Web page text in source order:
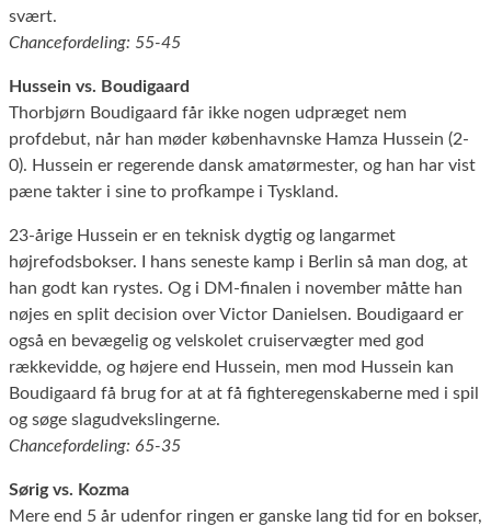
svært.
Chancefordeling: 55-45
Hussein vs. Boudigaard
Thorbjørn Boudigaard får ikke nogen udpræget nem
profdebut, når han møder københavnske Hamza Hussein (2-
0). Hussein er regerende dansk amatørmester, og han har vist
pæne takter i sine to profkampe i Tyskland.
23-årige Hussein er en teknisk dygtig og langarmet
højrefodsbokser. I hans seneste kamp i Berlin så man dog, at
han godt kan rystes. Og i DM-finalen i november måtte han
nøjes en split decision over Victor Danielsen. Boudigaard er
også en bevægelig og velskolet cruiservægter med god
rækkevidde, og højere end Hussein, men mod Hussein kan
Boudigaard få brug for at at få fighteregenskaberne med i spil
og søge slagudvekslingerne.
Chancefordeling: 65-35
Sørig vs. Kozma
Mere end 5 år udenfor ringen er ganske lang tid for en bokser,